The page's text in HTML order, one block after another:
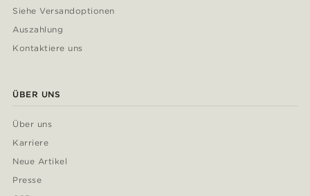
Siehe Versandoptionen
Auszahlung
Kontaktiere uns
ÜBER UNS
Über uns
Karriere
Neue Artikel
Presse